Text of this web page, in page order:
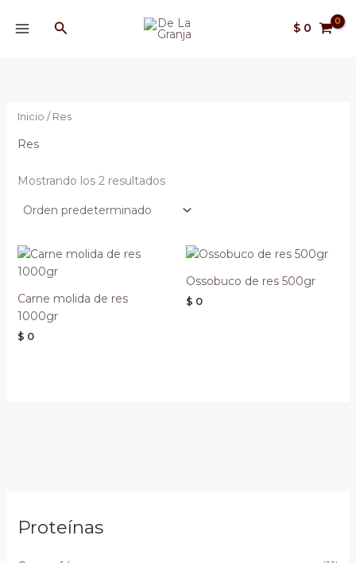
Buscar $ 0
Proteínas
Inicio / Res
Res
Mostrando los 2 resultados
Carne molida de res
1000gr
$ 0
Ossobuco de res 500gr
$ 0